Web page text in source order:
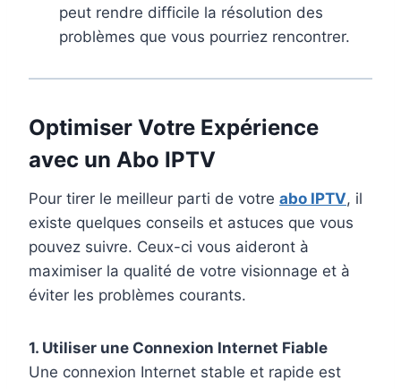
peut rendre difficile la résolution des
problèmes que vous pourriez rencontrer.
Optimiser Votre Expérience
avec un Abo IPTV
Pour tirer le meilleur parti de votre abo IPTV, il
existe quelques conseils et astuces que vous
pouvez suivre. Ceux-ci vous aideront à
maximiser la qualité de votre visionnage et à
éviter les problèmes courants.
1. Utiliser une Connexion Internet Fiable
Une connexion Internet stable et rapide est